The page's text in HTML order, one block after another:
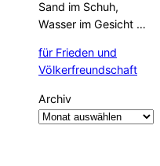
Sand im Schuh,
Wasser im Gesicht …
für Frieden und
Völkerfreundschaft
Archiv